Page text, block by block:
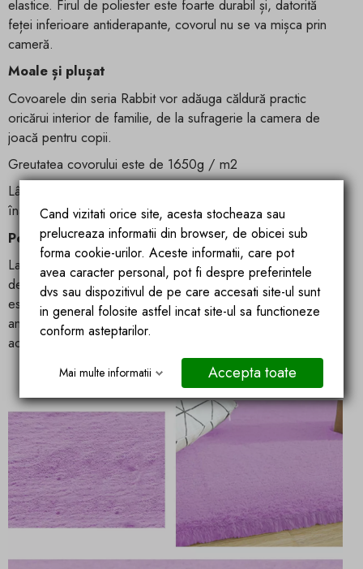
elastice. Firul de poliester este foarte durabil și, datorită
feței inferioare antiderapante, covorul nu se va mișca prin
cameră.
Moale și plușat
Covoarele din seria Rabbit vor adăuga căldură practic
oricărui interior de familie, de la sufragerie la camera de
joacă pentru copii.
Greutatea covorului este de 1650g / m2
Lână densă și plăcută la atingere, fabricată din materiale de
înaltă calitate, ușor de întreținut și de curățat.
Perfect pentru persoanele care suferă de alergii
Lana densă și plăcută la atingere este fabricată din materiale
de înaltă calitate, ușor de întreținut și de curățat. Covorul
este fabricat din plastic de înaltă calitate, are proprietăți
antialergice - acarienii sau alți alergeni nu se dezvoltă în
acest tip de lână.
Cand vizitati orice site, acesta stocheaza sau
prelucreaza informatii din browser, de obicei sub
forma cookie-urilor. Aceste informatii, care pot
avea caracter personal, pot fi despre preferintele
dvs sau dispozitivul de pe care accesati site-ul sunt
in general folosite astfel incat site-ul sa functioneze
conform asteptarilor.
Mai multe informatii Accepta toate